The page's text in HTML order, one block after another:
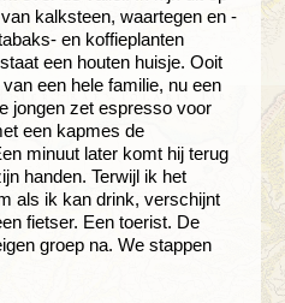
kalksteen, waartegen en -
en koffieplanten
een houten huisje. Ooit
een hele familie, nu een
jongen zet espresso voor
een kapmes de
minuut later komt hij terug
handen. Terwijl ik het
als ik kan drink, verschijnt
fietser. Een toerist. De
groep na. We stappen